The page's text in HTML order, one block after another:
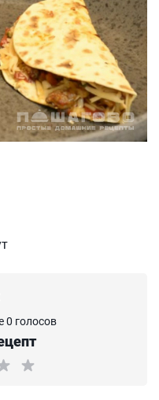
0 голосов